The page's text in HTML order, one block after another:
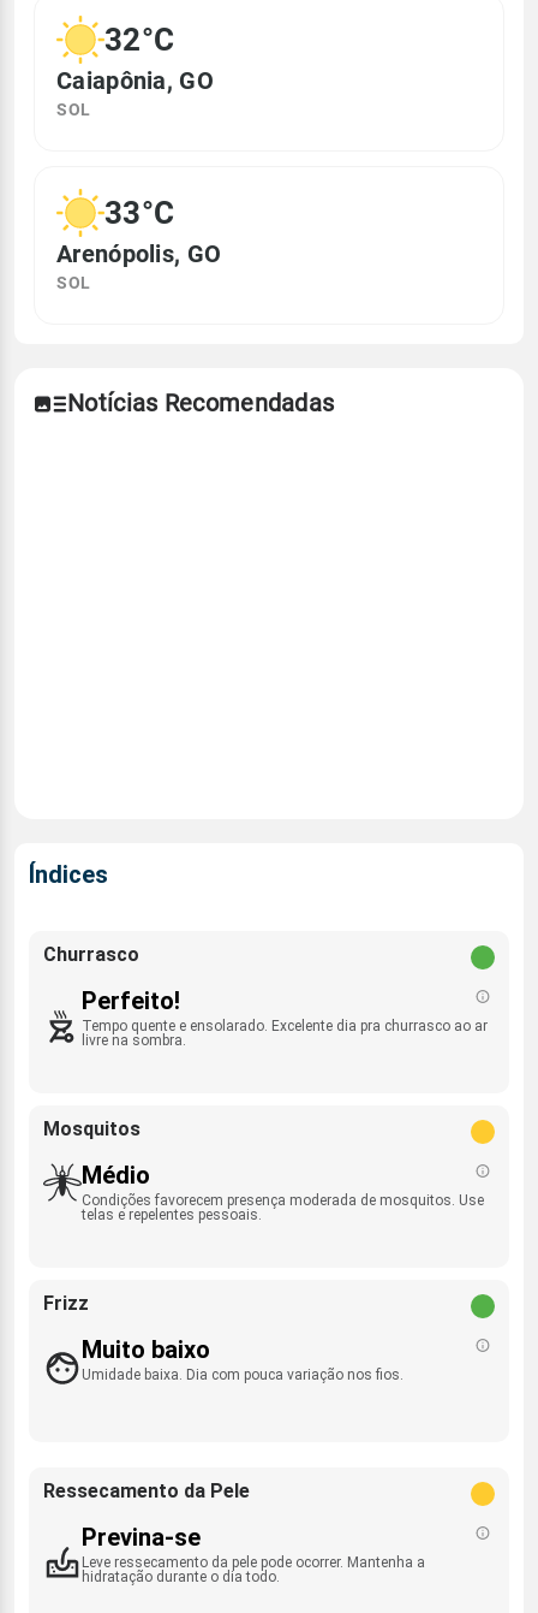
32°C
Caiapônia, GO
SOL
33°C
Arenópolis, GO
SOL
Notícias Recomendadas
Índices
Churrasco
Perfeito!
Tempo quente e ensolarado. Excelente dia pra churrasco ao ar
livre na sombra.
Mosquitos
Médio
Condições favorecem presença moderada de mosquitos. Use
telas e repelentes pessoais.
Frizz
Muito baixo
Umidade baixa. Dia com pouca variação nos fios.
Ressecamento da Pele
Previna-se
Leve ressecamento da pele pode ocorrer. Mantenha a
hidratação durante o dia todo.